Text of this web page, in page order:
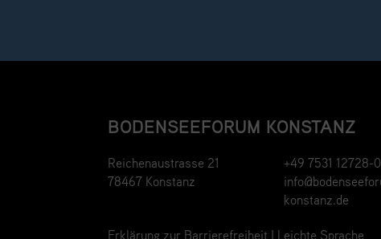
BODENSEEFORUM KONSTANZ
Reichenaustrasse 21
78467 Konstanz
+49 7531 12728-0
konstanz.de
Erklärung zur Barrierefreiheit | Leichte Sprache